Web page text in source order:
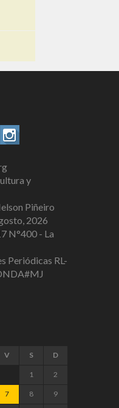
y
Piñeiro
2026
N°400 - La
Periódicas RL-
V S D
1 2
7 8 9